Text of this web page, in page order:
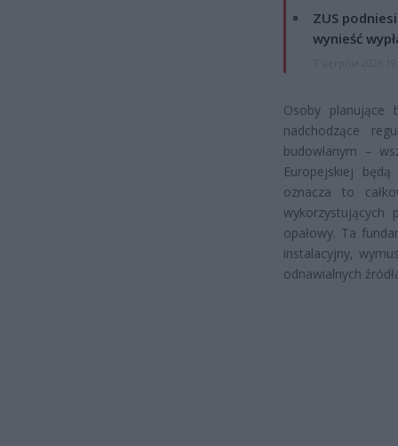
ZUS
wynieść
Osoby planujące
nadchodzące
budowlanym –
Europejskiej
oznacza to
opałowy. Ta
instalacyjny,
odnawialnych